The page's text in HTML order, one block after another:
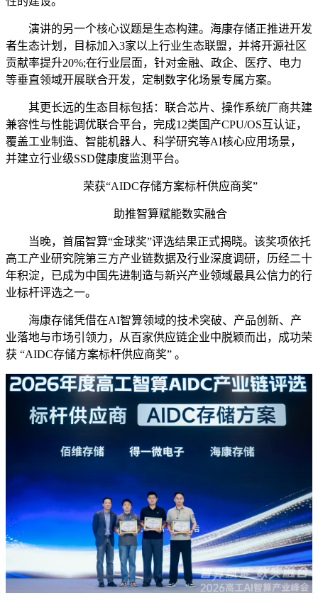
演讲的另一个核心议题是生态构建。海康存储正推进开发
者生态计划，目标加入3家以上行业生态联盟，并将开源社区
贡献率提升20%;在行业层面，针对金融、政企、医疗、电力
等垂直领域开展联合开发，定制数字化场景专属方案。
其更长远的生态目标包括：联合芯片、操作系统厂商共建
兼容性与性能调优联合平台，完成12类国产CPU/OS互认证，
覆盖工业制造、智能机器人、科学研究等AI核心应用场景，
并建立行业级SSD健康度监测平台。
荣获“AIDC存储方案标杆供应商奖”
助推智算赋能数实融合
当晚，首届智算“金球奖”评选结果正式揭晓。该奖项依托
高工产业研究院第三方产业链数据及行业深度调研，历经二十
年积淀，已成为中国先进制造与新兴产业领域最具公信力的行
业标杆评选之一。
海康存储凭借在AI智算领域的技术突破、产品创新、产
业落地与市场引领力，从百家供应链企业中脱颖而出，成功荣
获 “AIDC存储方案标杆供应商奖” 。